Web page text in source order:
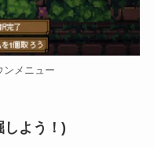
ンメニュー
しよう！)